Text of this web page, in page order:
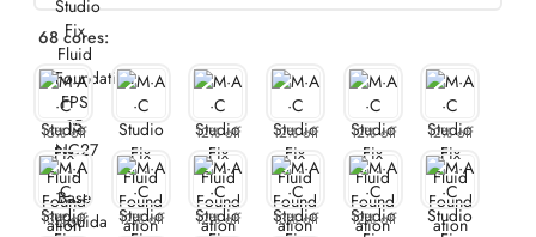
68 cores:
15% off 12% off 12% off 12% off 12% off
13% off 12% off 12% off 13% off 12% off